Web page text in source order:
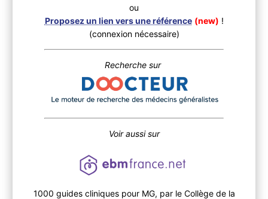
ou
Proposez un lien vers une référence (new) !
(connexion nécessaire)
Recherche sur
Voir aussi sur
1000 guides cliniques pour MG, par le Collège de la